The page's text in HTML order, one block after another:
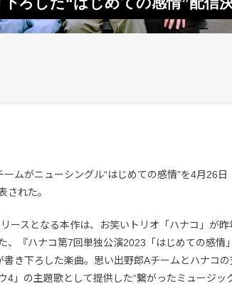
ームがニューシングル“はじめての感情”を4月26日
された。
ースとなる本作は、お笑いトリオ「ハナコ」が昨
、『ハナコ第7回単独公演2023「はじめての感情
書き下ろした楽曲。思い出野郎Aチームとハナコ
4」の主題歌として提供した“繋がったミュージッ